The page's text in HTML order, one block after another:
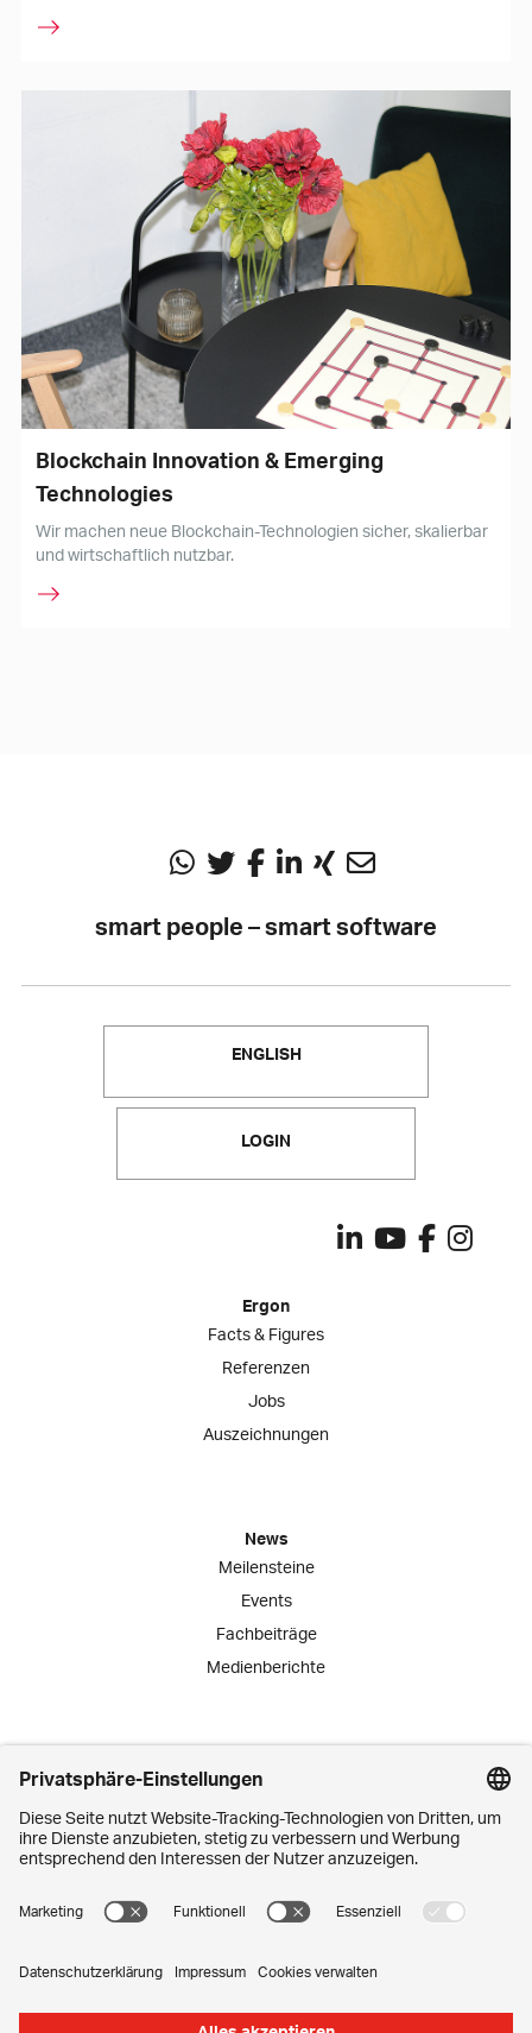
Blockchain Innovation & Emerging
Technologies
Wir machen neue Blockchain-Technologien sicher, skalierbar
und wirtschaftlich nutzbar.
smart people – smart software
ENGLISH
LOGIN
Ergon
Facts & Figures
Referenzen
Jobs
Auszeichnungen
News
Meilensteine
Events
Fachbeiträge
Medienberichte
Engagement
Praktika
Schnuppertage
Mitarbeiter-Initiativen